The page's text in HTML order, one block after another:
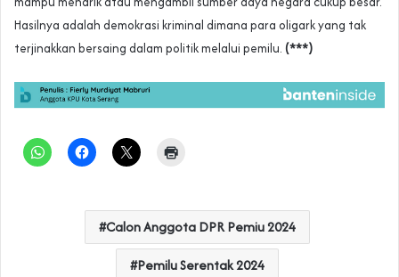
Hasilnya adalah demokrasi kriminal dimana para oligark yang tak
terjinakkan bersaing dalam politik melalui pemilu. (***)
Calon Anggota DPR Pemiu 2024
Pemilu Serentak 2024